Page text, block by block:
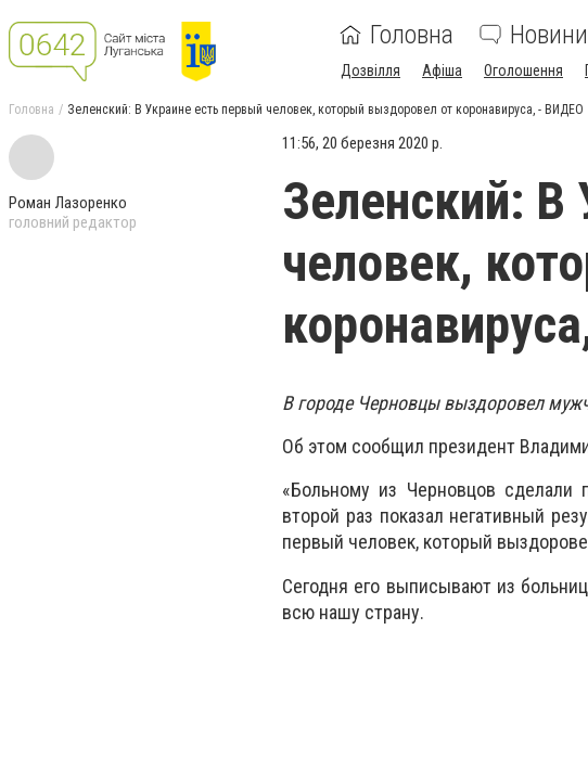
Головна Новини
Дозвілля Афіша Оголошення
Головна Зеленский: В Украине есть первый человек, который выздоровел от коронавируса, - ВИДЕО
Роман Лазоренко
головний редактор
11:56, 20 березня 2020 р.
Зеленский: В
человек,
В городе Черновцы выздоровел
Об этом сообщил президент
«Больному из Черновцов сделали
второй раз показал негативный
первый человек, который
Сегодня его выписывают из
всю нашу страну.